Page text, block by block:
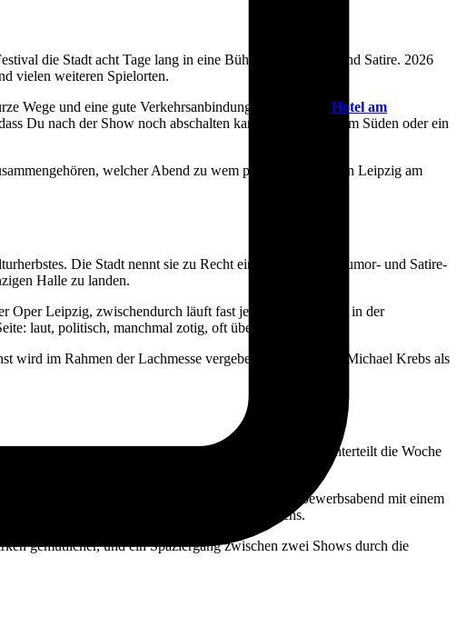
die Stadt acht Tage lang in eine Bühne für Kabarett und Satire. 2026
vielen weiteren Spielorten.
Wege und eine gute Verkehrsanbindung willst. Unser Hotel am
Du nach der Show noch abschalten kannst. Für Shows im Süden oder ein
welcher Abend zu wem passt und wo Du in Leipzig am
Die Stadt nennt sie zu Recht ein europäisches Humor- und Satire-
Halle zu landen.
Oper Leipzig, zwischendurch läuft fast jeden Abend etwas in der
laut, politisch, manchmal zotig, oft überraschend warm.
wird im Rahmen der Lachmesse vergeben. 2026 eröffnet Michael Krebs als
Kabarettkellern und Spezialformaten. Der Veranstalter unterteilt die Woche
drei oder vier Abende, mischen einen Wettbewerbsabend mit einem
Leipzig-Trip statt eines einzelnen Konzertbesuchs.
gemütlicher, und ein Spaziergang zwischen zwei Shows durch die